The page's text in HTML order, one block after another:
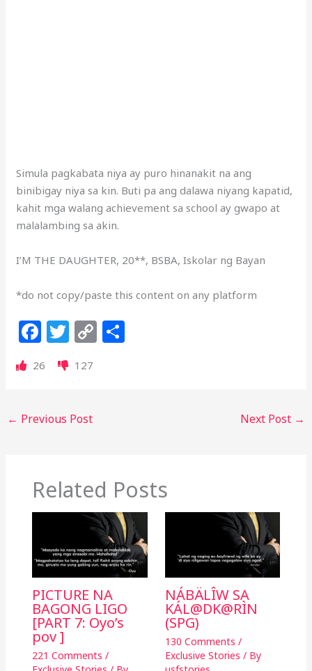
Simula pagkabata niya ay puro hinanakit na ang
binibigay niya sa kin. Buti pa ang dalawa niyang kapatid,
kahit mga walang achievement sa school ay gwapo at
malalambing sa akin.
I’M THE DAUGHTER, 20**, BSBA, Iskolar ng Bayan
*do not copy/paste this content on any platform
F
a
c
b
k
T
w
itt
r
C
o
26 127
← Previous Post Next Post →
Related Posts
PICTURE NA
BAGONG LIGO
[PART 7: Oyo’s
pov ]
221 Comments /
NÁBÄLÎW SA
KÁL@DK@RÌN
(SPG)
130 Comments /
Exclusive Stories / By